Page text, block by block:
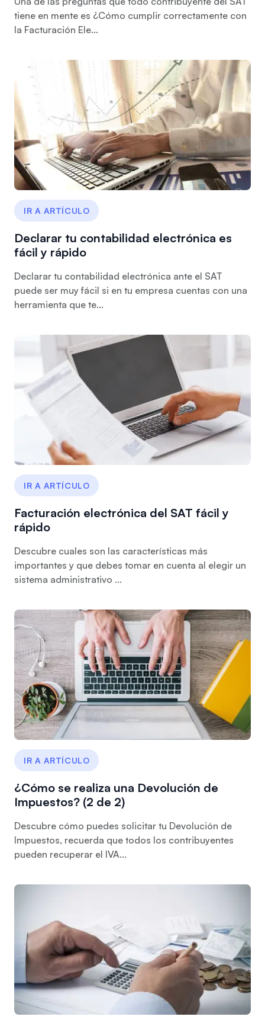
tiene en mente es ¿Cómo cumplir correctamente con
la Facturación Ele...
IR A ARTÍCULO
Declarar tu contabilidad electrónica es
fácil y rápido
Declarar tu contabilidad electrónica ante el SAT
puede ser muy fácil si en tu empresa cuentas con una
herramienta que te...
IR A ARTÍCULO
Facturación electrónica del SAT fácil y
rápido
Descubre cuales son las características más
importantes y que debes tomar en cuenta al elegir un
sistema administrativo ...
IR A ARTÍCULO
¿Cómo se realiza una Devolución de
Impuestos? (2 de 2)
Descubre cómo puedes solicitar tu Devolución de
Impuestos, recuerda que todos los contribuyentes
pueden recuperar el IVA...